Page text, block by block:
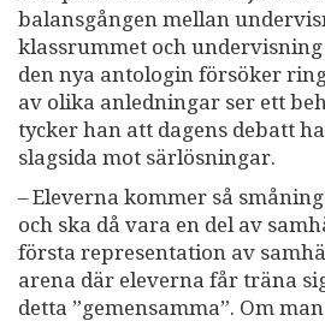
balansgången mellan
klassrummet och
den nya antologin försöker
av olika anledningar ser ett
tycker han att dagens debatt
slagsida mot särlösningar.
– Eleverna kommer så
och ska då vara en del av
första representation av
arena där eleverna får träna
detta ”gemensamma”. Om